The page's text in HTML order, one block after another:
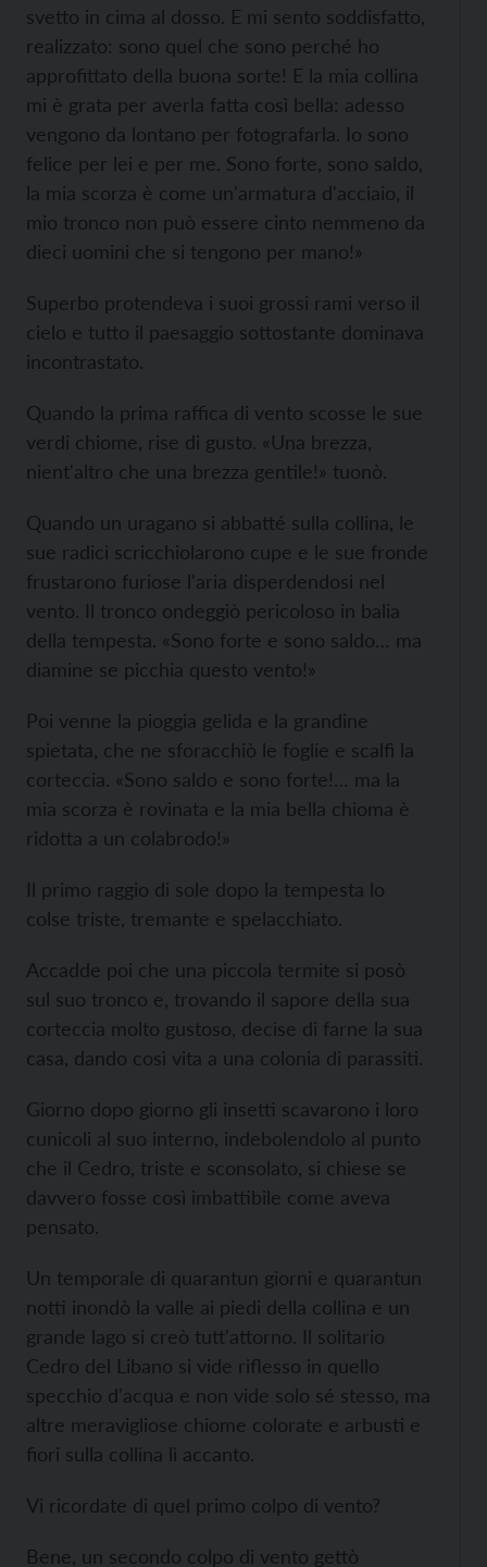
svetto in cima al dosso. E mi sento soddisfatto,
realizzato: sono quel che sono perché ho
approfittato della buona sorte! E la mia collina
mi è grata per averla fatta così bella: adesso
vengono da lontano per fotografarla. Io sono
felice per lei e per me. Sono forte, sono saldo,
la mia scorza è come un'armatura d'acciaio, il
mio tronco non può essere cinto nemmeno da
dieci uomini che si tengono per mano!»
Superbo protendeva i suoi grossi rami verso il
cielo e tutto il paesaggio sottostante dominava
incontrastato.
Quando la prima raffica di vento scosse le sue
verdi chiome, rise di gusto. «Una brezza,
nient'altro che una brezza gentile!» tuonò.
Quando un uragano si abbatté sulla collina, le
sue radici scricchiolarono cupe e le sue fronde
frustarono furiose l'aria disperdendosi nel
vento. Il tronco ondeggiò pericoloso in balia
della tempesta. «Sono forte e sono saldo… ma
diamine se picchia questo vento!»
Poi venne la pioggia gelida e la grandine
spietata, che ne sforacchiò le foglie e scalfì la
corteccia. «Sono saldo e sono forte!… ma la
mia scorza è rovinata e la mia bella chioma è
ridotta a un colabrodo!»
Il primo raggio di sole dopo la tempesta lo
colse triste, tremante e spelacchiato.
Accadde poi che una piccola termite si posò
sul suo tronco e, trovando il sapore della sua
corteccia molto gustoso, decise di farne la sua
casa, dando così vita a una colonia di parassiti.
Giorno dopo giorno gli insetti scavarono i loro
cunicoli al suo interno, indebolendolo al punto
che il Cedro, triste e sconsolato, si chiese se
davvero fosse così imbattibile come aveva
pensato.
Un temporale di quarantun giorni e quarantun
notti inondò la valle ai piedi della collina e un
grande lago si creò tutt'attorno. Il solitario
Cedro del Libano si vide riflesso in quello
specchio d'acqua e non vide solo sé stesso, ma
altre meravigliose chiome colorate e arbusti e
fiori sulla collina lì accanto.
Vi ricordate di quel primo colpo di vento?
Bene, un secondo colpo di vento gettò